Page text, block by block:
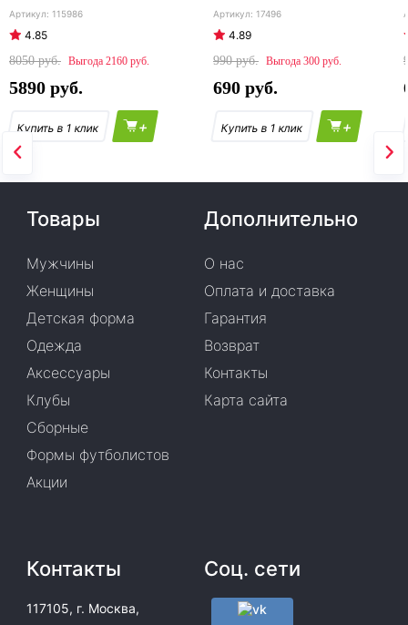
115986
4.85
8050
2160
5890
+
17496
4.89
990
300
690
+
Товары
Мужчины
Женщины
Детская форма
Одежда
Аксессуары
Клубы
Сборные
Формы футболистов
Акции
Дополнительно
О нас
Оплата и доставка
Гарантия
Возврат
Контакты
Карта сайта
Контакты
117105, г. Москва,
Соц. сети